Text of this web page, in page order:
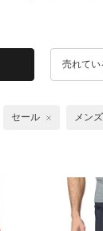
売れてい
セール メンズ